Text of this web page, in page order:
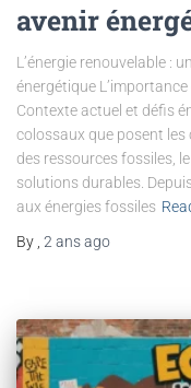
avenir
L’énergie renouvelable :
énergétique
Contexte actuel et défis
colossaux que posent les
des ressources fossiles,
solutions durables.
aux énergies fossiles
By , 2 ansago